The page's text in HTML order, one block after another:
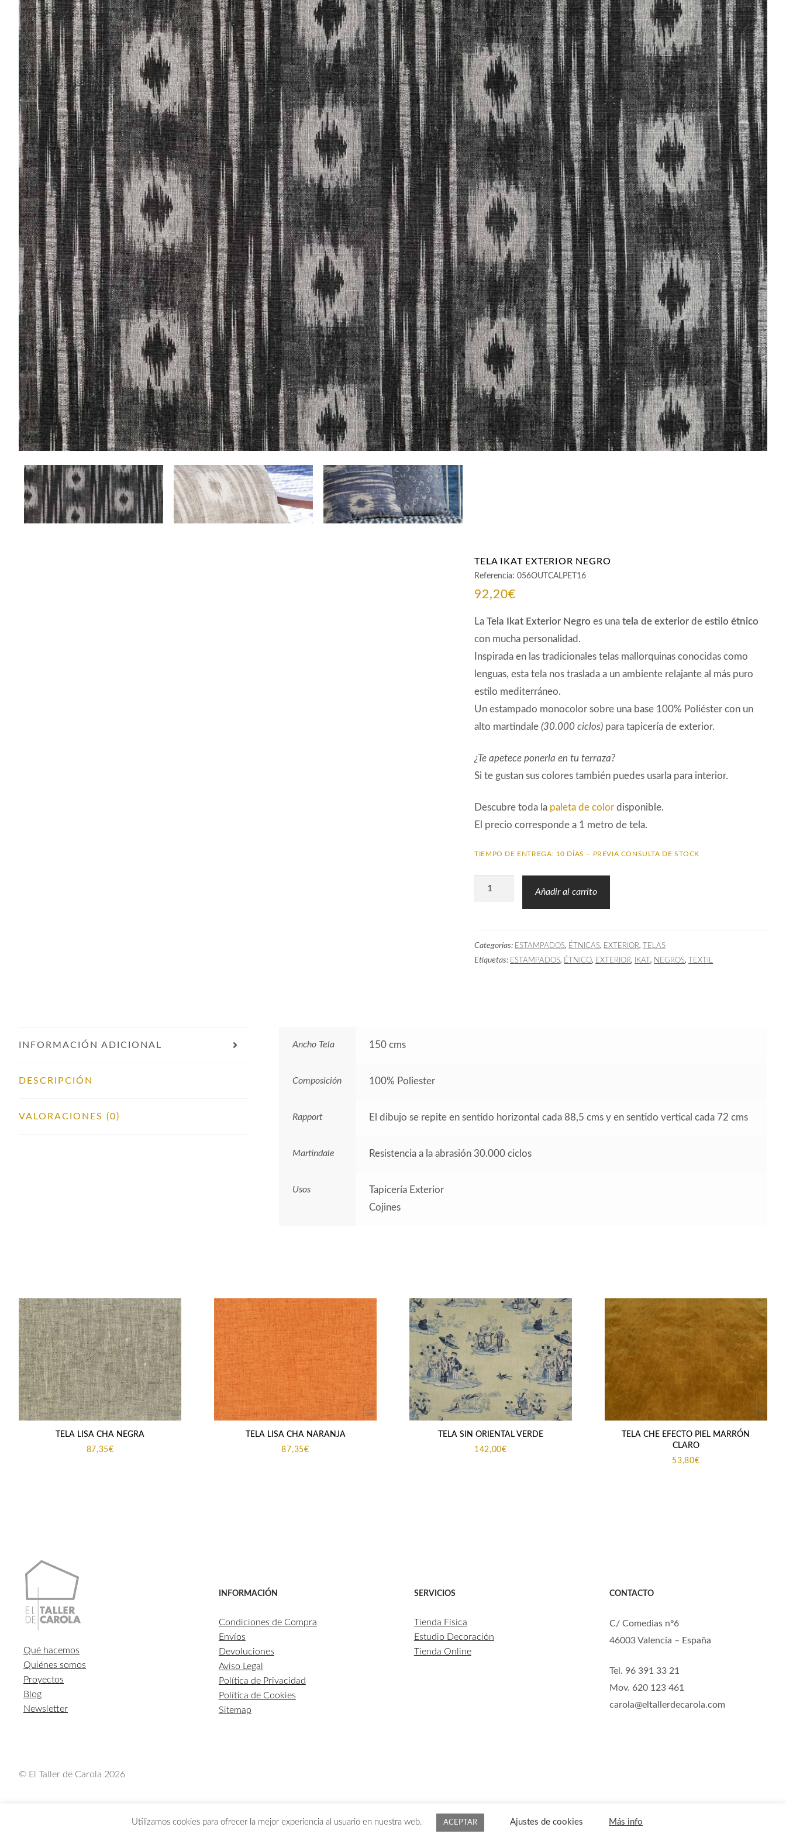
LOS PEDIDOS REALIZADOS DEL 1 AL 31 DE AGOSTO SE GESTIONARÁN A PARTIR DEL 1 DE SEPTIEMBRE. MUCHAS GRACIAS
TELA IKAT EXTERIOR NEGRO
Referencia:056OUTCALPET16
92,20€
LaTela Ikat Exterior Negroes unatela de exterior deestilo étnico
con mucha personalidad.
Inspirada en las tradicionales telas mallorquinas conocidas como
lenguas, esta tela nos traslada a un ambiente relajante al más puro
estilo mediterráneo.
Un estampado monocolor sobre una base 100% Poliéster con un
alto martindale(30.000 ciclos) para tapicería de exterior.
¿Te apetece ponerla en tu terraza?
Si te gustan sus colores también puedes usarla para interior.
Descubre toda la paleta de color disponible.
El precio corresponde a 1 metro de tela.
TIEMPO DE ENTREGA: 10 DÍAS – PREVIA CONSULTA DE STOCK
Tela
cantidad
Añadir al carrito
Categorías: ESTAMPADOS, ÉTNICAS, EXTERIOR, TELAS
Etiquetas: ESTAMPADOS, ÉTNICO, EXTERIOR, IKAT, NEGROS, TEXTIL
INFORMACIÓN ADICIONAL
DESCRIPCIÓN
VALORACIONES (0)
Ancho Tela 150 cms
Composición 100% Poliester
Rapport El dibujo se repite en sentido horizontal cada 88,5 cms y en sentido vertical cada 72 cms
Martindale Resistencia a la abrasión 30.000 ciclos
Usos
Tapicería Exterior
Cojines
TELA LISA CHA NEGRA
87,35€
TELA LISA CHA NARANJA
87,35€
TELA SIN ORIENTAL VERDE
142,00€
TELA CHE EFECTO PIEL MARRÓN
CLARO
53,80€
Qué hacemos
Quiénes somos
Proyectos
Blog
Newsletter
INFORMACIÓN
Condiciones de Compra
Envíos
Devoluciones
Aviso Legal
Política de Privacidad
Política de Cookies
Sitemap
SERVICIOS
Tienda Física
Estudio Decoración
Tienda Online
CONTACTO
C/ Comedias nº6
46003 Valencia – España
Tel. 96 391 33 21
Mov. 620 123 461
carola@eltallerdecarola.com
© El Taller de Carola 2026
Utilizamos cookies para ofrecer la mejor experiencia al usuario en nuestra web. ACEPTAR Ajustes de cookies Más info